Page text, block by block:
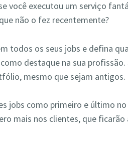
você executou um serviço
não o fez recentemente?
todos os seus jobs e defina
destaque na sua profissão.
mesmo que sejam antigos.
jobs como primeiro e último
mais nos clientes, que ficarão